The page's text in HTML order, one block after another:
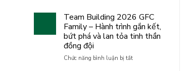
Chí
Lựa
Chọn
May
Team Building 2026 GFC
Family – Hành trình gắn kết,
bứt phá và lan tỏa tinh thần
đồng đội
Chức năng bình luận bị tắtở